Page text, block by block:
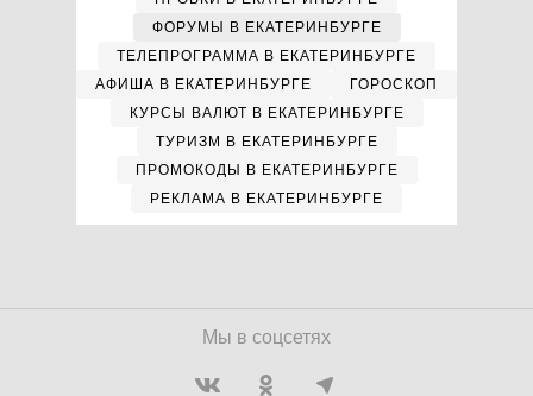
ФОРУМЫ В ЕКАТЕРИНБУРГЕ
ТЕЛЕПРОГРАММА В ЕКАТЕРИНБУРГЕ
АФИША В ЕКАТЕРИНБУРГЕ
ГОРОСКОП
КУРСЫ ВАЛЮТ В ЕКАТЕРИНБУРГЕ
ТУРИЗМ В ЕКАТЕРИНБУРГЕ
ПРОМОКОДЫ В ЕКАТЕРИНБУРГЕ
РЕКЛАМА В ЕКАТЕРИНБУРГЕ
Мы в соцсетях